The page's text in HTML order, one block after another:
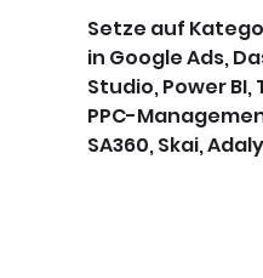
Setze auf
in Google Ads,
Studio, Power
PPC-
SA360, Skai,